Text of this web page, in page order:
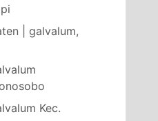
| galvalum,
Kec.